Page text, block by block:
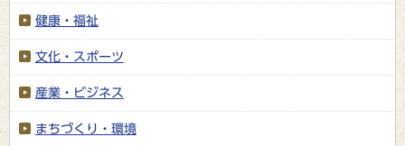
健康・福祉
文化・スポーツ
産業・ビジネス
まちづくり・環境